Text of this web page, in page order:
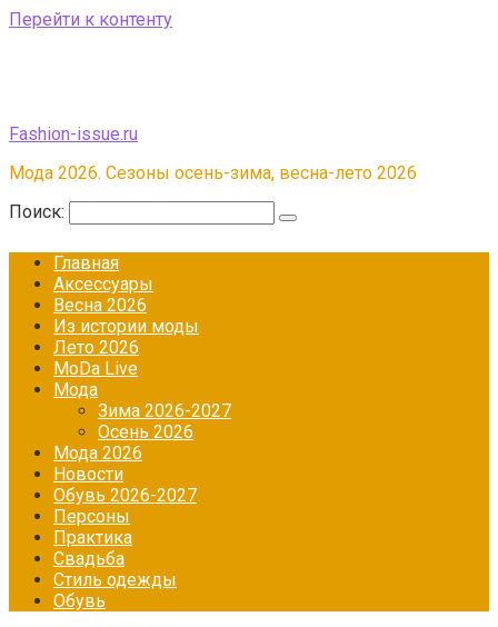
Перейти к контенту
Fashion-issue.ru
Мода 2026. Сезоны осень-зима, весна-лето 2026
Поиск:
Главная
Аксессуары
Весна 2026
Из истории моды
Лето 2026
МоDа Live
Мода
Зима 2026-2027
Осень 2026
Мода 2026
Новости
Обувь 2026-2027
Персоны
Практика
Свадьба
Стиль одежды
Обувь